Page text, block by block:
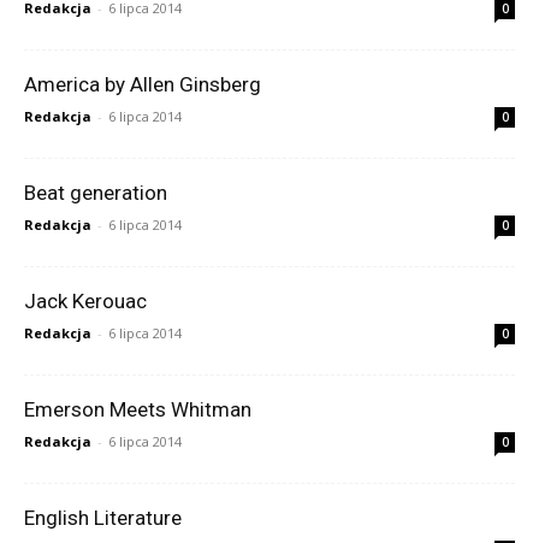
Redakcja - 6 lipca 2014 0
America by Allen Ginsberg
Redakcja - 6 lipca 2014 0
Beat generation
Redakcja - 6 lipca 2014 0
Jack Kerouac
Redakcja - 6 lipca 2014 0
Emerson Meets Whitman
Redakcja - 6 lipca 2014 0
English Literature